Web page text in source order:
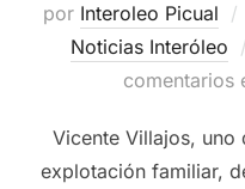
por Interoleo Picual
Noticias Interóleo
comentarios
Vicente Villajos, uno
explotación familiar,